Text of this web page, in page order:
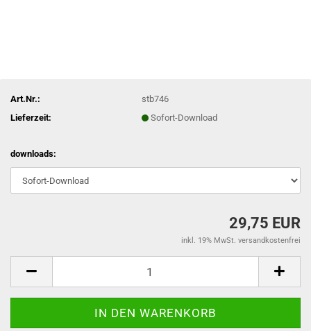
Art.Nr.:
stb746
Lieferzeit:
Sofort-Download
downloads:
29,75 EUR
inkl. 19% MwSt. versandkostenfrei